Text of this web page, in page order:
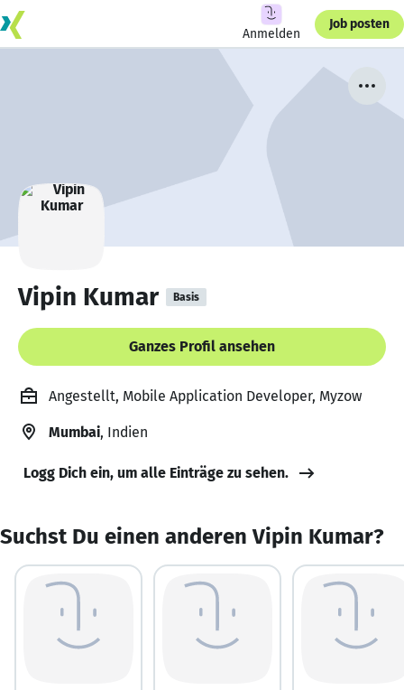
Anmelden
Job posten
Vipin Kumar Basis
Ganzes Profil ansehen
Angestellt, Mobile Application Developer, Myzow
Mumbai, Indien
Logg Dich ein, um alle Einträge zu sehen.
Suchst Du einen anderen Vipin Kumar?